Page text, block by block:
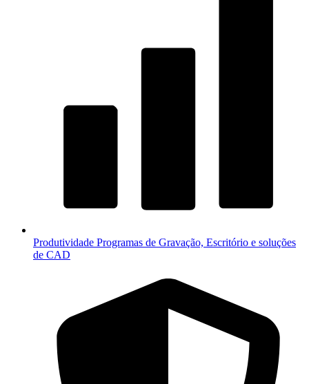
Produtividade Programas de Gravação, Escritório e soluções
de CAD